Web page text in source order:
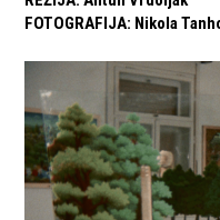
FOTOGRAFIJA: Nikola